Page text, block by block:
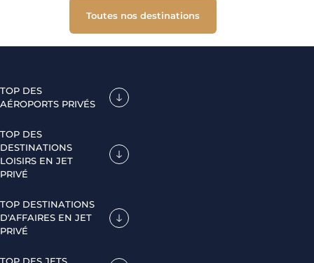
Toutes nos destinations
TOP DES
AÉROPORTS PRIVÉS
TOP DES
DESTINATIONS
LOISIRS EN JET
PRIVÉ
TOP DESTINATIONS
D'AFFAIRES EN JET
PRIVÉ